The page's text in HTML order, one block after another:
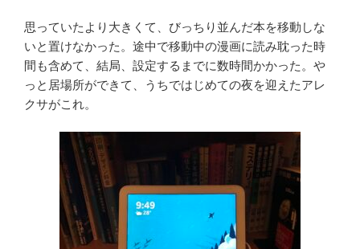
思っていたより大きくて、びっちり並んだ本を移動しな
いと置けなかった。途中で移動中の漫画に読み耽った時
間も含めて、結局、設定するまでに数時間かかった。や
っと居場所ができて、うちではじめての夜を迎えたアレ
クサがこれ。